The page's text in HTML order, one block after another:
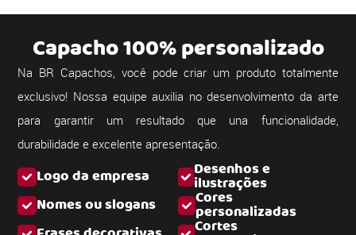
Logo da empresa Desenhos e
ilustrações
Nomes ou slogans
Cores
personalizadas
Cortes
Capacho 100% personalizado
Na BR Capachos, você pode criar um produto totalmente
exclusivo! Nossa equipe auxilia no desenvolvimento da arte
para garantir um resultado que una funcionalidade,
durabilidade e excelente apresentação.